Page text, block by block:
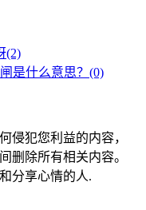
(2)
是什么意思？(0)
侵犯您利益的内容，
删除所有相关内容。
分享心情的人.